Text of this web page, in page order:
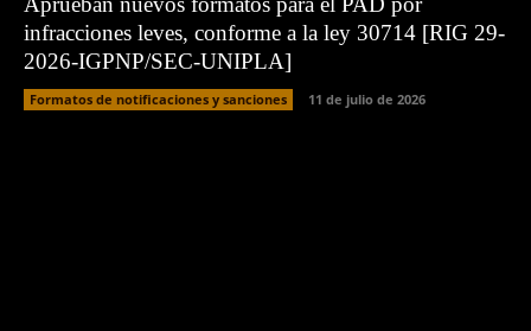
infracciones leves, conforme a la ley 30714 [RIG 29-
2026-IGPNP/SEC-UNIPLA]
Formatos de notificaciones y sanciones 11 de julio de 2026